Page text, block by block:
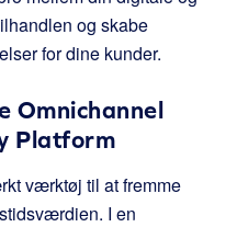
og skabe
for dine kunder.
Omnichannel
Platform
værktøj til at fremme
I en